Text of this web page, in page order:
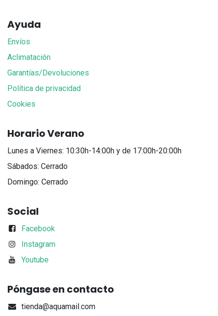
Ayuda
Envíos
Aclimatación
Garantías/Devoluciones
Política de privacidad
Cookies
Horario Verano
Lunes a Viernes: 10:30h-14:00h y de 17:00h-20:00h
Sábados: Cerrado
Domingo: Cerrado
Social
Facebook
Instagram
Youtube
Póngase en contacto
tienda@aquamail.com